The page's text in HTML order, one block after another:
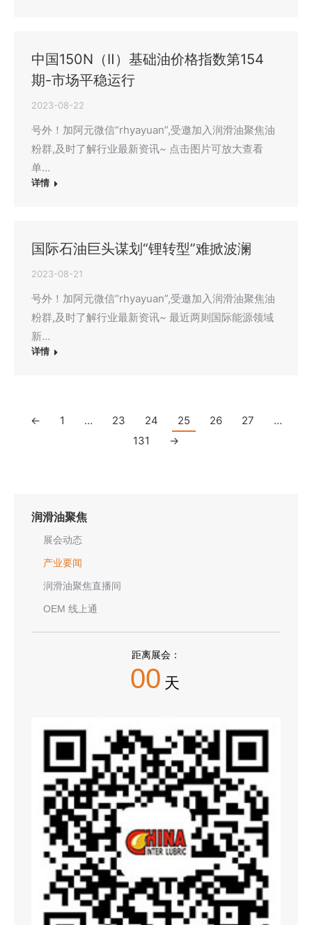
中国150N（Ⅱ）基础油价格指数第154
期-市场平稳运行
2023-08-22
号外！加阿元微信“rhyayuan”,受邀加入润滑油聚焦油
粉群,及时了解行业最新资讯~ 点击图片可放大查看
单…
详情
国际石油巨头谋划“锂转型”难掀波澜
2023-08-21
号外！加阿元微信“rhyayuan”,受邀加入润滑油聚焦油
粉群,及时了解行业最新资讯~ 最近两则国际能源领域
新…
详情
← 1 … 23 24 25 26 27
…
131
→
润滑油聚焦
展会动态
产业要闻
润滑油聚焦直播间
OEM 线上通
距离展会：
00 天